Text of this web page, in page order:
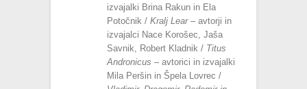
izvajalki Brina Rakun in Ela
Potočnik / Kralj Lear– avtorji in
izvajalci Nace Korošec, Jaša
Savnik, Robert Kladnik / Titus
Andronicus – avtorici in izvajalki
Mila Peršin in Špela Lovrec /